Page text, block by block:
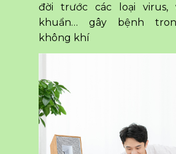
đời trước các loại virus,
khuẩn… gây bệnh
không khí